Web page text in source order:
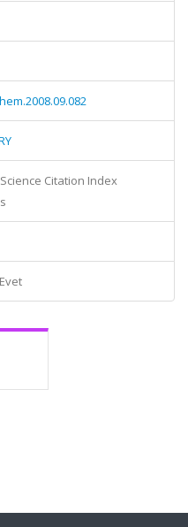
Science Citation Index
Evet